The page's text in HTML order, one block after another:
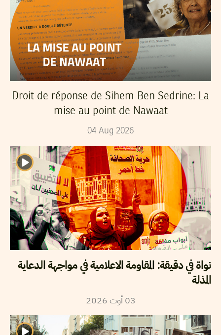
Droit de réponse de Sihem Ben Sedrine: La
mise au point de Nawaat
04 Aug 2026
نواة في دقيقة: المقاومة الاعلامية في مواجهة الدعاية
المذلة
03 أوت2026